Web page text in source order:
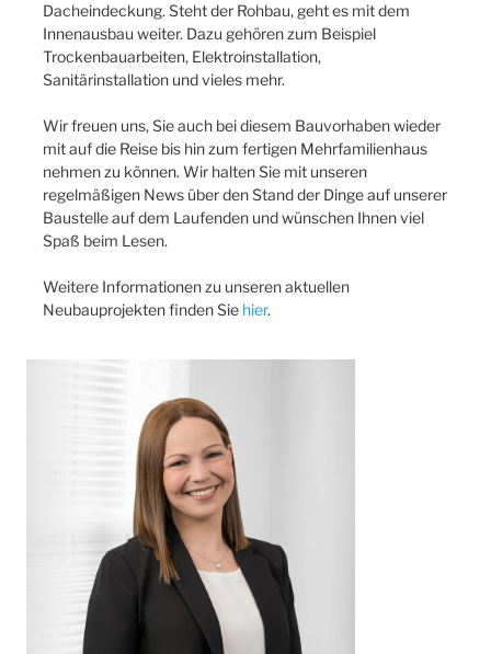
Dacheindeckung. Steht der Rohbau, geht es mit dem
Innenausbau weiter. Dazu gehören zum Beispiel
Trockenbauarbeiten, Elektroinstallation,
Sanitärinstallation und vieles mehr.
Wir freuen uns, Sie auch bei diesem Bauvorhaben wieder
mit auf die Reise bis hin zum fertigen Mehrfamilienhaus
nehmen zu können. Wir halten Sie mit unseren
regelmäßigen News über den Stand der Dinge auf unserer
Baustelle auf dem Laufenden und wünschen Ihnen viel
Spaß beim Lesen.
Weitere Informationen zu unseren aktuellen
Neubauprojekten finden Sie hier.